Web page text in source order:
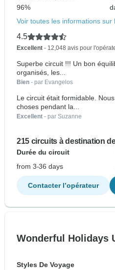
96%
Voir toutes les informations sur
4.5
Excellent - 12,048 avis pour
Superbe circuit !!! Un bon équilibre entre les trajets
organisés, les...
Bien - par Evangelos
Le circuit était formidable.
choses pendant la...
Excellent - par Suzanne
215 circuits à destination
Durée du circuit
from 3-36 days
Contacter l’opérateur
Wonderful Holidays
Styles De Voyage